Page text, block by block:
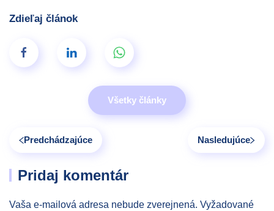
Zdieľaj článok
Všetky články
Predchádzajúce Nasledujúce
Pridaj komentár
Vaša e-mailová adresa nebude zverejnená. Vyžadované